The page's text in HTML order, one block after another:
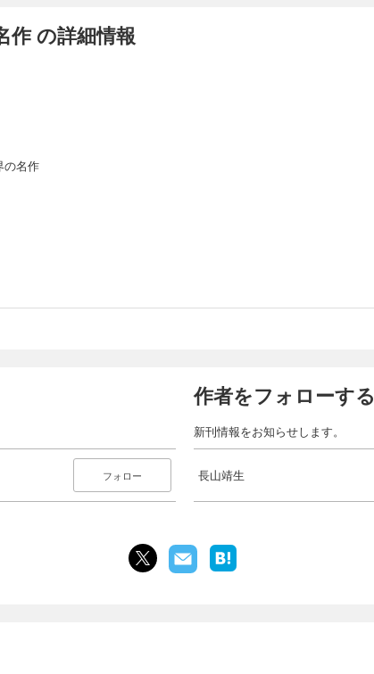
の詳細情報
名作
フォロー
作者をフォローする
新刊情報をお知らせします。
長山靖生